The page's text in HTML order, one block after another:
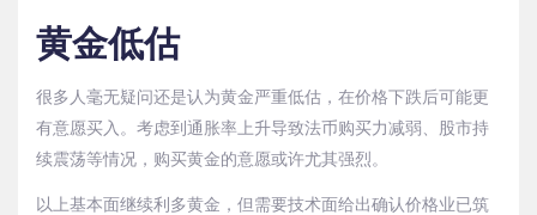
黄金低估
很多人毫无疑问还是认为黄金严重低估，在价格下跌后可能更
有意愿买入。考虑到通胀率上升导致法币购买力减弱、股市持
续震荡等情况，购买黄金的意愿或许尤其强烈。
以上基本面继续利多黄金，但需要技术面给出确认价格业已筑